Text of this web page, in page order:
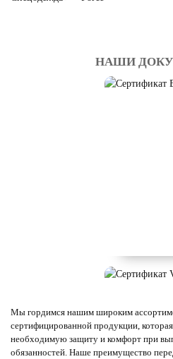
НАШИ
Мы гордимся нашим широким
сертифицированной продукции,
необходимую защиту и комфорт при
обязанностей. Наше преимущество